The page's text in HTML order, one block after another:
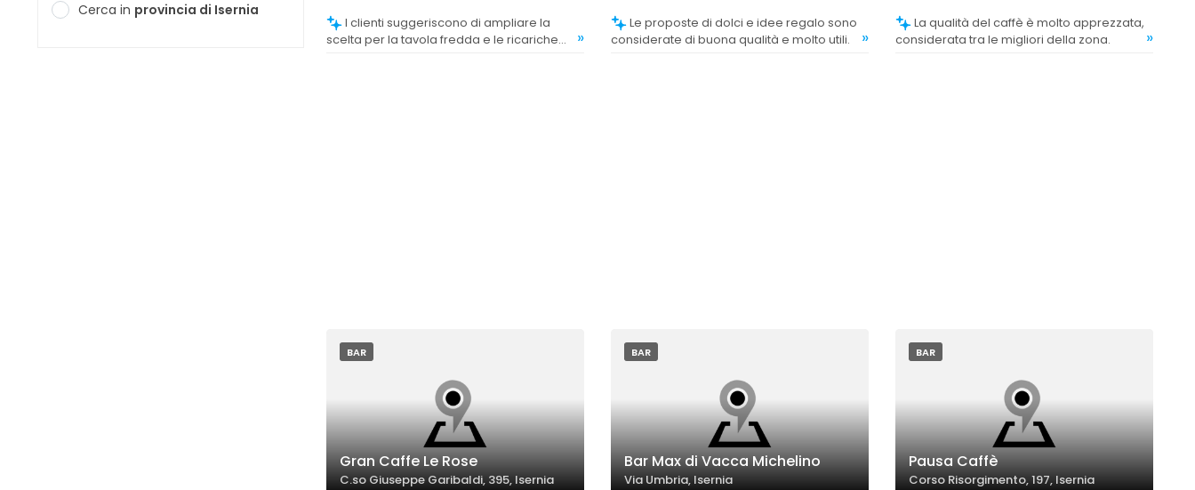
Cerca in provincia di Isernia
scelta per la tavola fredda e le ricariche
»
Le proposte di dolci e idee regalo sono
considerate di buona qualità e molto utili.
»
La qualità del caffè è molto apprezzata,
considerata tra le migliori della zona.
»
BAR
Gran Caffe Le Rose
C.so Giuseppe Garibaldi, 395, Isernia
BAR
Bar Max di Vacca Michelino
Via Umbria, Isernia
BAR
Pausa Caffè
Corso Risorgimento, 197, Isernia